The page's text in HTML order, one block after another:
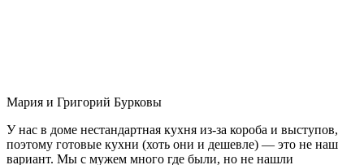
Мария и Григорий Бурковы
У нас в доме нестандартная кухня из-за короба и выступов,
поэтому готовые кухни (хоть они и дешевле) — это не наш
вариант. Мы с мужем много где были, но не нашли